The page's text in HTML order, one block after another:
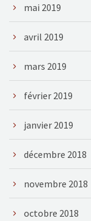
mai 2019
avril 2019
mars 2019
février 2019
janvier 2019
décembre 2018
novembre 2018
octobre 2018